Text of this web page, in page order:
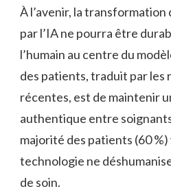
À l’avenir, la
par l’IA ne pourra être
l’humain au centre du
des patients, traduit par les
récentes, est de maintenir
authentique entre
majorité des patients (60
technologie ne
de soin.